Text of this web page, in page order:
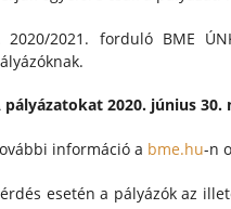
2020/2021. forduló BME
pályázatokat 2020. június
információ a bme.hu-n
esetén a pályázók az